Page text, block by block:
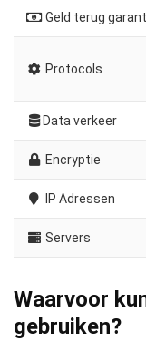
Geld terug
Protocols
Data verkeer
Encryptie
IP Adressen
Servers
Waarvoor
gebruiken?